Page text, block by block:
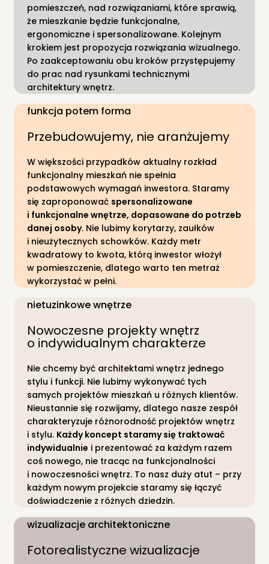
pomieszczeń, nad rozwiązaniami, które sprawią,
że mieszkanie będzie funkcjonalne,
ergonomiczne i spersonalizowane. Kolejnym
krokiem jest propozycja rozwiązania wizualnego.
Po zaakceptowaniu obu kroków przystępujemy
do prac nad rysunkami technicznymi
architektury wnętrz.
funkcja potem forma
Przebudowujemy, nie aranżujemy
W większości przypadków aktualny rozkład
funkcjonalny mieszkań nie spełnia
podstawowych wymagań inwestora. Staramy
się zaproponować spersonalizowane
i funkcjonalne wnętrze, dopasowane do potrzeb
danej osoby. Nie lubimy korytarzy, zaułków
i nieużytecznych schowków. Każdy metr
kwadratowy to kwota, którą inwestor włożył
w pomieszczenie, dlatego warto ten metraż
wykorzystać w pełni.
nietuzinkowe wnętrze
Nowoczesne projekty wnętrz
o indywidualnym charakterze
Nie chcemy być architektami wnętrz jednego
stylu i funkcji. Nie lubimy wykonywać tych
samych projektów mieszkań u różnych klientów.
Nieustannie się rozwijamy, dlatego nasze zespół
charakteryzuje różnorodność projektów wnętrz
i stylu. Każdy koncept staramy się traktować
indywidualnie i prezentować za każdym razem
coś nowego, nie tracąc na funkcjonalności
i nowoczesności wnętrz. To nasz duży atut – przy
każdym nowym projekcie staramy się łączyć
doświadczenie z różnych dziedzin.
wizualizacje architektoniczne
Fotorealistyczne wizualizacje